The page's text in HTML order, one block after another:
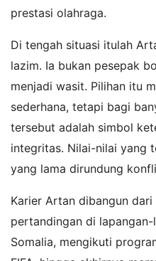
prestasi olahraga.
Di tengah situasi itulah
lazim. Ia bukan pesepak
menjadi wasit. Pilihan itu
sederhana, tetapi bagi
tersebut adalah simbol
integritas. Nilai-nilai yang
yang lama dirundung
Karier Artan dibangun
pertandingan di lapangan-
Somalia, mengikuti